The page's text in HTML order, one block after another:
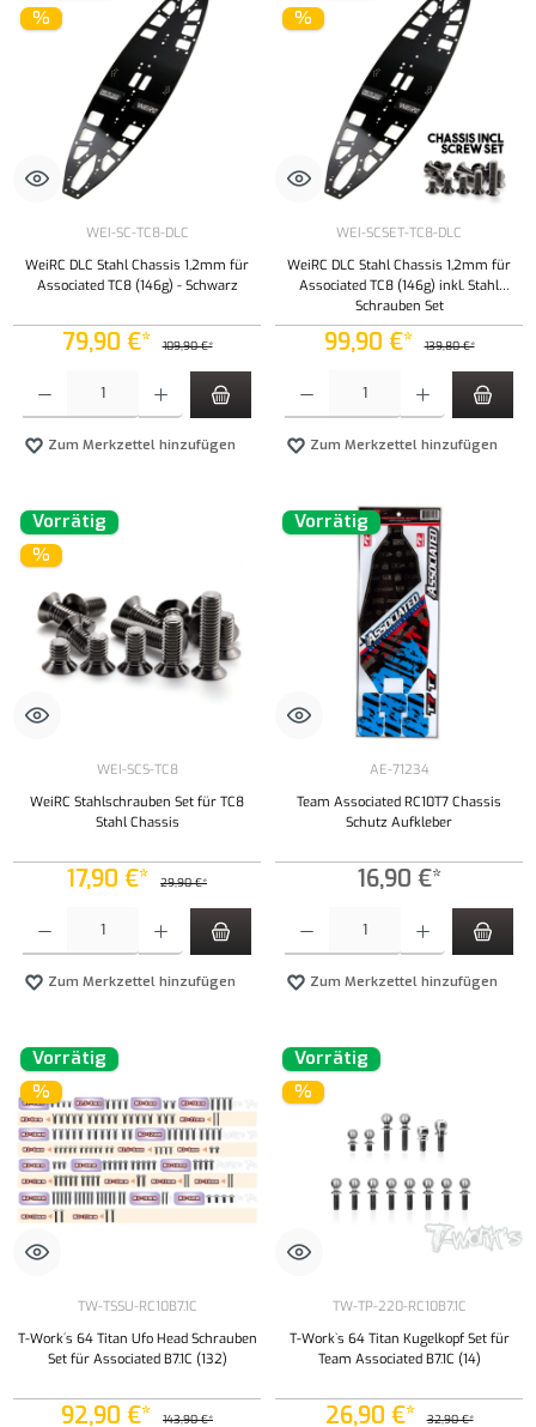
%
WEI-SC-TC8-DLC
WeiRC DLC Stahl Chassis 1,2mm für
Associated TC8 (146g) - Schwarz
79,90 €* 109,90 €*
Zum Merkzettel hinzufügen
%
WEI-SCSET-TC8-DLC
WeiRC DLC Stahl Chassis 1,2mm für
Associated TC8 (146g) inkl. Stahl
Schrauben Set
99,90 €* 139,80 €*
Zum Merkzettel hinzufügen
Vorrätig
%
WEI-SCS-TC8
WeiRC Stahlschrauben Set für TC8
Stahl Chassis
17,90 €* 29,90 €*
Zum Merkzettel hinzufügen
Vorrätig
AE-71234
Team Associated RC10T7 Chassis
Schutz Aufkleber
16,90 €*
Zum Merkzettel hinzufügen
Vorrätig
%
TW-TSSU-RC10B7.1C
T-Work´s 64 Titan Ufo Head Schrauben
Set für Associated B7.1C (132)
92,90 €* 143,90 €*
Vorrätig
%
TW-TP-220-RC10B7.1C
T-Work`s 64 Titan Kugelkopf Set für
Team Associated B7.1C (14)
26,90 €* 32,90 €*